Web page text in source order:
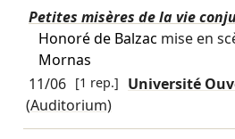
Petites misères de la vie
Honoré de Balzac mise en
Mornas
11/06 [1 rep.]
Université
(Auditorium)